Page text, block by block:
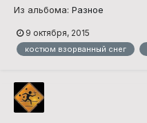
Из альбома: Разное
9 октября, 2015
костюм взорванный снег